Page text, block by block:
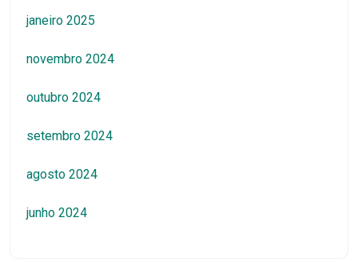
janeiro 2025
novembro 2024
outubro 2024
setembro 2024
agosto 2024
junho 2024